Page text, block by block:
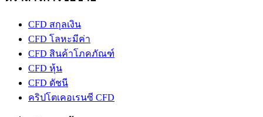
CFD สกุลเงิน
CFD โลหะมีค่า
CFD สินค้าโภคภัณฑ์
CFD หุ้น
CFD ดัชนี
คริปโตเคอเรนซี CFD